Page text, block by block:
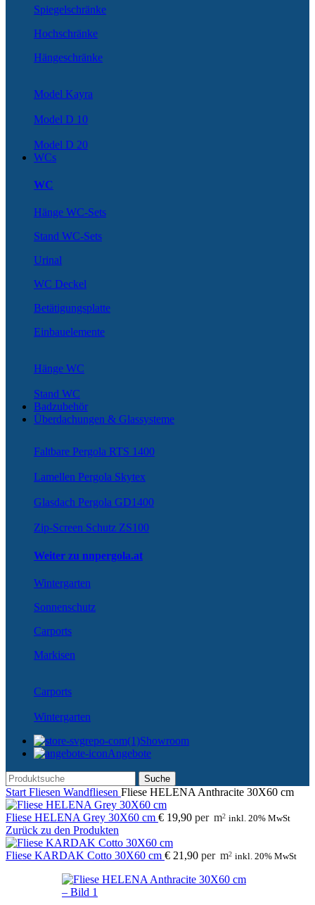
Spiegelschränke
Hochschränke
Hängeschränke
Model Kayra
Model D 10
Model D 20
WCs
WC
Hänge WC-Sets
Stand WC-Sets
Urinal
WC Deckel
Betätigungsplatte
Einbauelemente
Hänge WC
Stand WC
Badzubehör
Überdachungen & Glassysteme
Faltbare Pergola RTS 1400
Lamellen Pergola Skytex
Glasdach Pergola GD1400
Zip-Screen Schutz ZS100
Weiter zu nnpergola.at
Wintergarten
Sonnenschutz
Carports
Markisen
Carports
Wintergarten
Showroom
Angebote
Suche
Start Fliesen Wandfliesen Fliese HELENA Anthracite 30X60 cm
Fliese HELENA Grey 30X60 cm € 19,90 per m2 inkl. 20% MwSt
Zurück zu den Produkten
Fliese KARDAK Cotto 30X60 cm € 21,90 per m2 inkl. 20% MwSt